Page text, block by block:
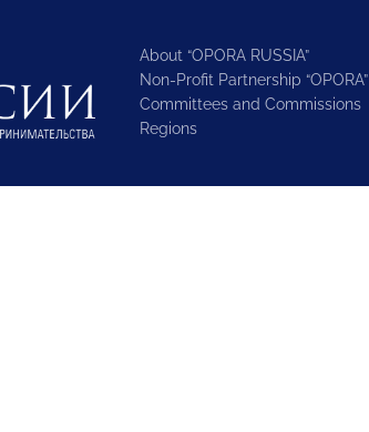
About “OPORA RUSSIA”
Non-Profit Partnership “OPORA”
Committees and Commissions
Regions